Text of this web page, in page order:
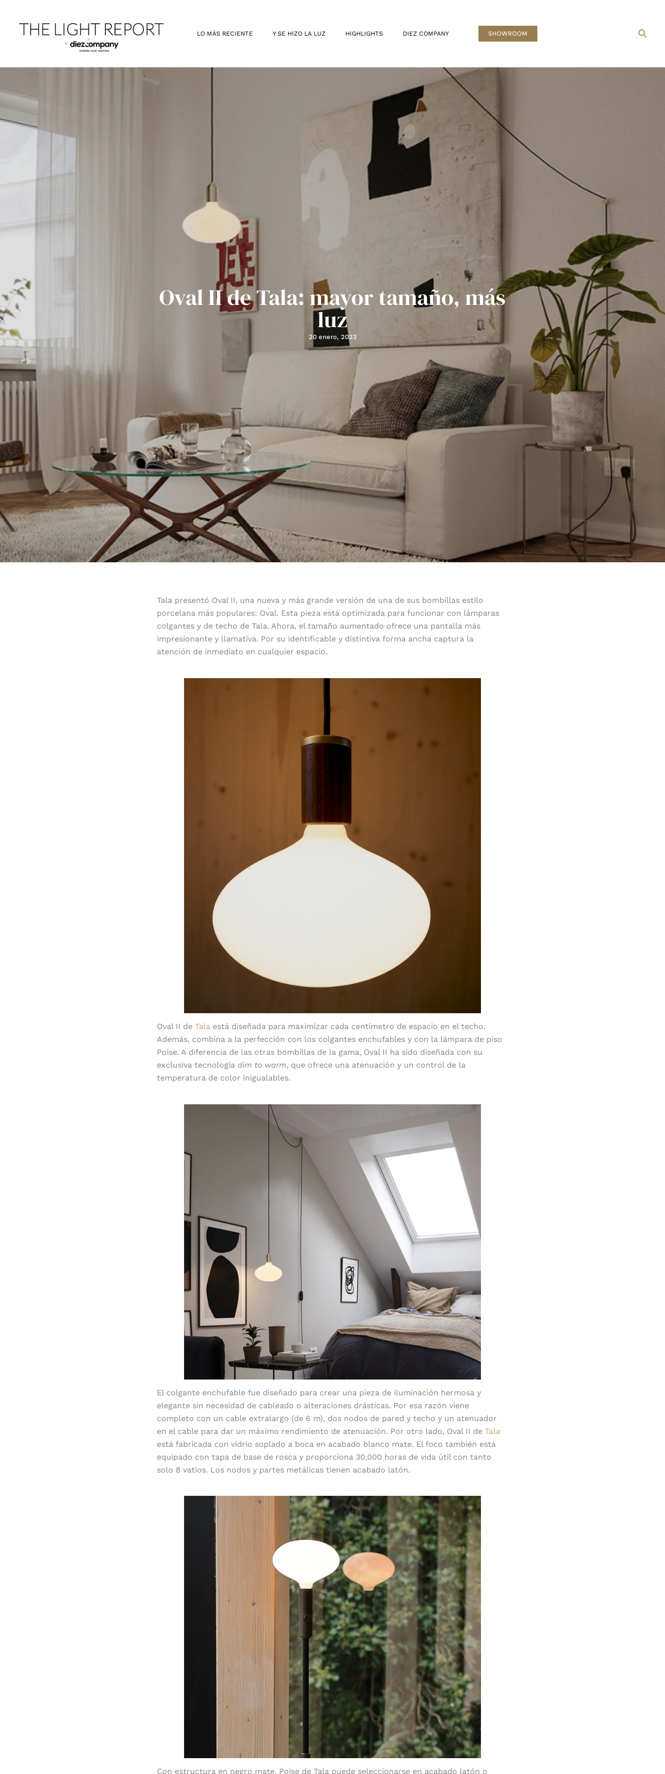
contenido
LO MÁS RECIENTE Y SE HIZO LA LUZ HIGHLIGHTS DIEZ COMPANY SHOWROOM
Oval II de Tala: mayor tamaño, más
luz
20 enero, 2023
Tala presentó Oval II, una nueva y más grande versión de una de sus bombillas estilo
porcelana más populares: Oval. Esta pieza está optimizada para funcionar con lámparas
colgantes y de techo de Tala. Ahora, el tamaño aumentado ofrece una pantalla más
impresionante y llamativa. Por su identificable y distintiva forma ancha captura la
atención de inmediato en cualquier espacio.
Oval II de Tala está diseñada para maximizar cada centímetro de espacio en el techo.
Además, combina a la perfección con los colgantes enchufables y con la lámpara de piso
Poise. A diferencia de las otras bombillas de la gama, Oval II ha sido diseñada con su
exclusiva tecnología dim to warm, que ofrece una atenuación y un control de la
temperatura de color inigualables.
El colgante enchufable fue diseñado para crear una pieza de iluminación hermosa y
elegante sin necesidad de cableado o alteraciones drásticas. Por esa razón viene
completo con un cable extralargo (de 6 m), dos nodos de pared y techo y un atenuador
en el cable para dar un máximo rendimiento de atenuación. Por otro lado, Oval II de Tala
está fabricada con vidrio soplado a boca en acabado blanco mate. El foco también está
equipado con tapa de base de rosca y proporciona 30,000 horas de vida útil con tanto
solo 8 vatios. Los nodos y partes metálicas tienen acabado latón.
Con estructura en negro mate, Poise de Tala puede seleccionarse en acabado latón o